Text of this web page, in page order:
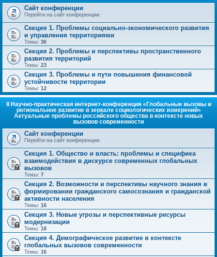
Сайт конференции
Перейти на сайт конференции.
Секция 1. Проблемы социально-экономического развития
и управления территориями
Темы: 36
Секция 2. Проблемы и перспективы пространственного
развития территорий
Темы: 23
Секция 3. Проблемы и пути повышения финансовой
устойчивости территории
Темы: 12
II Научно-практическая интернет-конференция «Глобальные вызовы и
региональное развитие в зеркале социологических измерений»
Актуальные проблемы российского общества в контексте новых
вызовов современности
Сайт конференции
Перейти на сайт конференции.
Секция 1. Общество и власть: проблемы и специфика
взаимодействия в дискурсе современных глобальных
вызовов
Темы: 7
Секция 2. Возможности и перспективы научного знания в
формировании гражданского самосознания и гражданской
активности населения
Темы: 16
Секция 3. Новые угрозы и перспективные ресурсы
модернизации
Темы: 18
Секция 4. Демографическое развитие в контексте
глобальных вызовов современности
Темы: 16